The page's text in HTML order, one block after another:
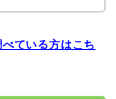
ている方はこち